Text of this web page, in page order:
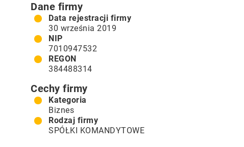
Dane firmy
Data rejestracji firmy
30 września 2019
NIP
7010947532
REGON
384488314
Cechy firmy
Kategoria
Biznes
Rodzaj firmy
SPÓŁKI KOMANDYTOWE